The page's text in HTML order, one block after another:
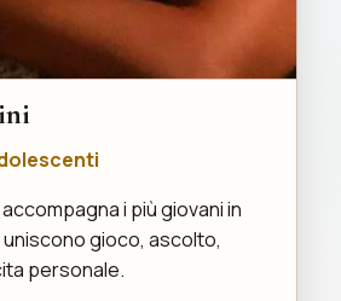
i più giovani in
gioco, ascolto,
personale.